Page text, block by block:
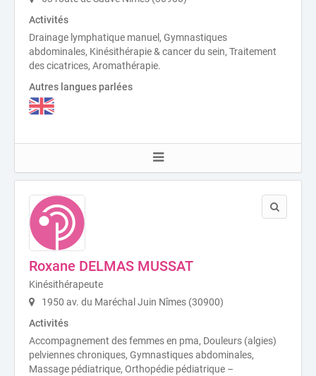
Activités
Drainage lymphatique manuel, Gymnastiques
abdominales, Kinésithérapie & cancer du sein, Traitement
des cicatrices, Aromathérapie.
Autres langues parlées
Roxane DELMAS MUSSAT
Kinésithérapeute
1950 av. du Maréchal Juin Nîmes (30900)
Activités
Accompagnement des femmes en pma, Douleurs (algies)
pelviennes chroniques, Gymnastiques abdominales,
Massage pédiatrique, Orthopédie pédiatrique –